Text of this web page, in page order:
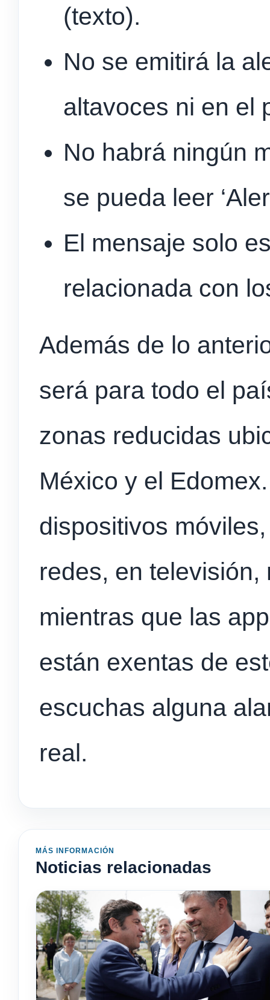
(texto).
No se emitirá la
altavoces ni en el
No habrá ningún
se pueda leer
El mensaje solo
relacionada con
Además de lo
será para todo el
zonas reducidas
México y el
dispositivos
redes, en
mientras que las
están exentas de
escuchas alguna
real.
MÁS INFORMACIÓN
Noticias relacionadas